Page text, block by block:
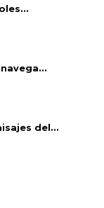
del...